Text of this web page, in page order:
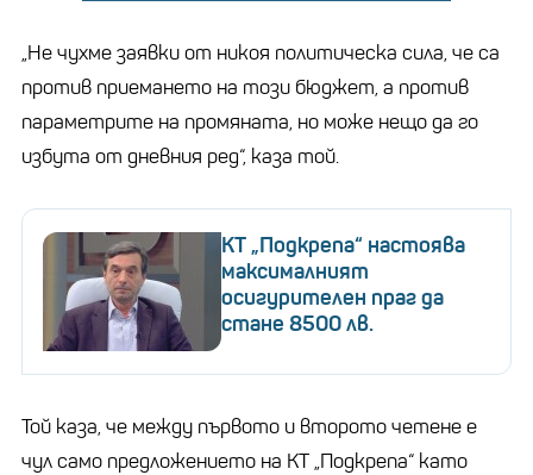
„Не чухме заявки от никоя политическа сила, че са
против приемането на този бюджет, а против
параметрите на промяната, но може нещо да го
избута от дневния ред“, каза той.
КТ „Подкрепа“ настоява
максималният
осигурителен праг да
стане 8500 лв.
Той каза, че между първото и второто четене е
чул само предложението на КТ „Подкрепа“ като